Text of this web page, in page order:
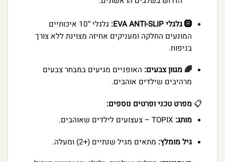
🛞 גלגלי EVA ANTI-SLIP:
גלגלי “10 איכותיים
המונעים החלקה ומעניקים אחיזה מצוינת ללא צורך
בניפוח.
🌈 מגוון צבעים: האופניים מגיעים במבחר צבעים
מרהיבים שילדים אוהבים.
📋 מפרט טכני ופרטים נוספים:
מותג:
גיל מומלץ: מתאים מגיל שנתיים (+2) ומעלה.